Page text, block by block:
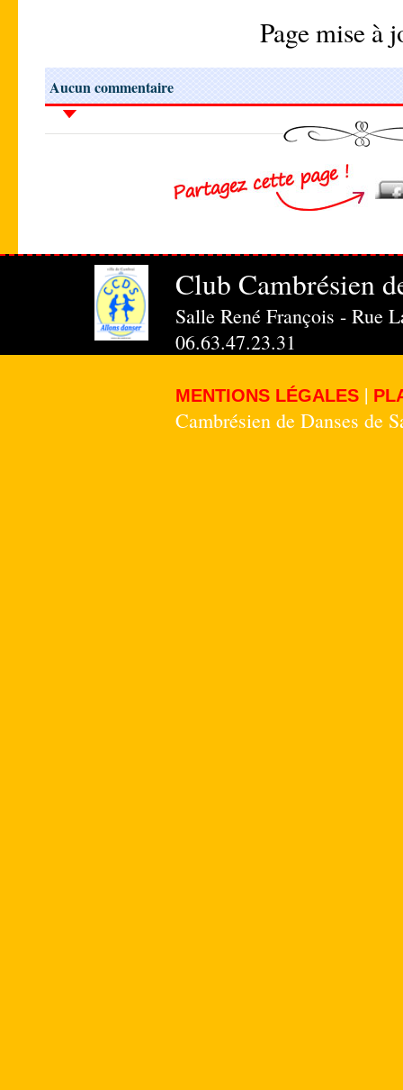
Page mise à
Aucun commentaire
Club Cambrésien
Salle René François - Rue
06.63.47.23.31
MENTIONS LÉGALES |
Cambrésien de Danses de